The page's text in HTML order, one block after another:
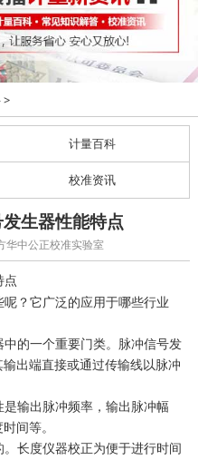
>
计量百科
校准资讯
生器性能特点
华中公正校准实验室
点
？它广泛的应用于哪些行业
的一个重要门类。脉冲信号发
出端直接或通过传输线以脉冲
输出脉冲频率，输出脉冲幅
间等。
长度仪器校正为便于进行时间